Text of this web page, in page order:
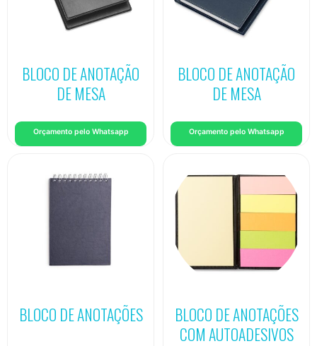
BLOCO DE ANOTAÇÃO
DE MESA
Orçamento pelo Whatsapp
BLOCO DE ANOTAÇÃO
DE MESA
Orçamento pelo Whatsapp
BLOCO DE ANOTAÇÕES
BLOCO DE ANOTAÇÕES
COM AUTOADESIVOS